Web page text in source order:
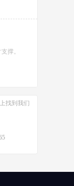
撑。
找到我们